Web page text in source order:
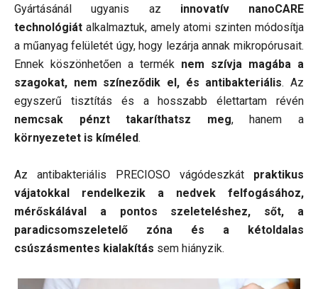
Gyártásánál ugyanis az innovatív nanoCARE
technológiát alkalmaztuk, amely atomi szinten módosítja
a műanyag felületét úgy, hogy lezárja annak mikropórusait.
Ennek köszönhetően a termék nem szívja magába a
szagokat, nem színeződik el, és antibakteriális. Az
egyszerű tisztítás és a hosszabb élettartam révén
nemcsak pénzt takaríthatsz meg, hanem a
környezetet is kíméled.
Az antibakteriális PRECIOSO vágódeszkát praktikus
vájatokkal rendelkezik a nedvek felfogásához,
mérőskálával a pontos szeleteléshez, sőt, a
paradicsomszeletelő zóna és a kétoldalas
csúszásmentes kialakítás sem hiányzik.